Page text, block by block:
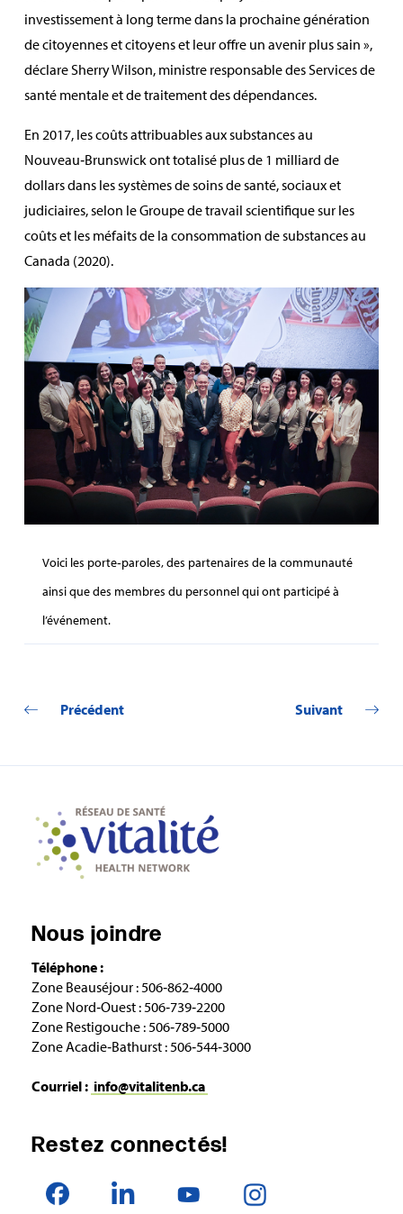
investissement à long terme dans la prochaine génération
de citoyennes et citoyens et leur offre un avenir plus sain »,
déclare Sherry Wilson, ministre responsable des Services de
santé mentale et de traitement des dépendances.
En 2017, les coûts attribuables aux substances au
Nouveau‑Brunswick ont totalisé plus de 1 milliard de
dollars dans les systèmes de soins de santé, sociaux et
judiciaires, selon le Groupe de travail scientifique sur les
coûts et les méfaits de la consommation de substances au
Canada (2020).
Voici les porte‑paroles, des partenaires de la communauté
ainsi que des membres du personnel qui ont participé à
l’événement.
Précédent Suivant
Nous joindre
Téléphone :
Zone Beauséjour : 506‑862‑4000
Zone Nord‑Ouest : 506‑739‑2200
Zone Restigouche : 506‑789‑5000
Zone Acadie‑Bathurst : 506‑544‑3000
Courriel : info@vitalitenb.ca
Restez connectés!